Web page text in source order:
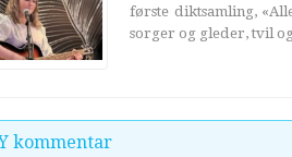
første diktsamling,
sorger og gleder, tvil
kommentar